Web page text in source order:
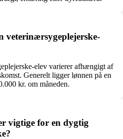
veterinærsygeplejerske-
elev varierer afhængigt af
Generelt ligger lønnen på en
kr. om måneden.
vigtige for en dygtig